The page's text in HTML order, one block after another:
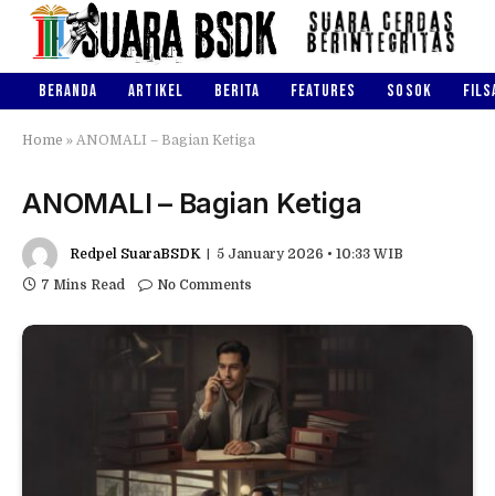
BERANDA ARTIKEL BERITA FEATURES SOSOK
Home » ANOMALI – Bagian Ketiga
ANOMALI – Bagian Ketiga
Redpel SuaraBSDK
5 January 2026 • 10:33 WIB
7 Mins Read
No Comments